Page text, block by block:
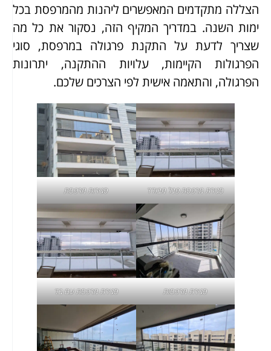
הצללה מתקדמים המאפשרים ליהנות מהמרפסת בכל
ימות השנה. במדריך המקיף הזה, נסקור את כל מה
שצריך לדעת על התקנת פרגולה במרפסת, סוגי
הפרגולות הקיימות, עלויות ההתקנה, יתרונות
הפרגולה, והתאמה אישית לפי הצרכים שלכם.
סגירת מרפסת פנל מבודד סגירות מרפסת
סגירת מרפסות סגירת מרפסת עם בד